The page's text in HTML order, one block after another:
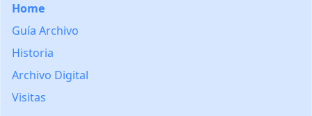
Home
Guía Archivo
Historia
Archivo Digital
Visitas